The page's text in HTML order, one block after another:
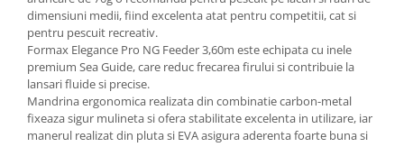
dimensiuni medii, fiind excelenta atat pentru competitii, cat si
pentru pescuit recreativ.
Formax Elegance Pro NG Feeder 3,60m este echipata cu inele
premium Sea Guide, care reduc frecarea firului si contribuie la
lansari fluide si precise.
Mandrina ergonomica realizata din combinatie carbon-metal
fixeaza sigur mulineta si ofera stabilitate excelenta in utilizare, iar
manerul realizat din pluta si EVA asigura aderenta foarte buna si